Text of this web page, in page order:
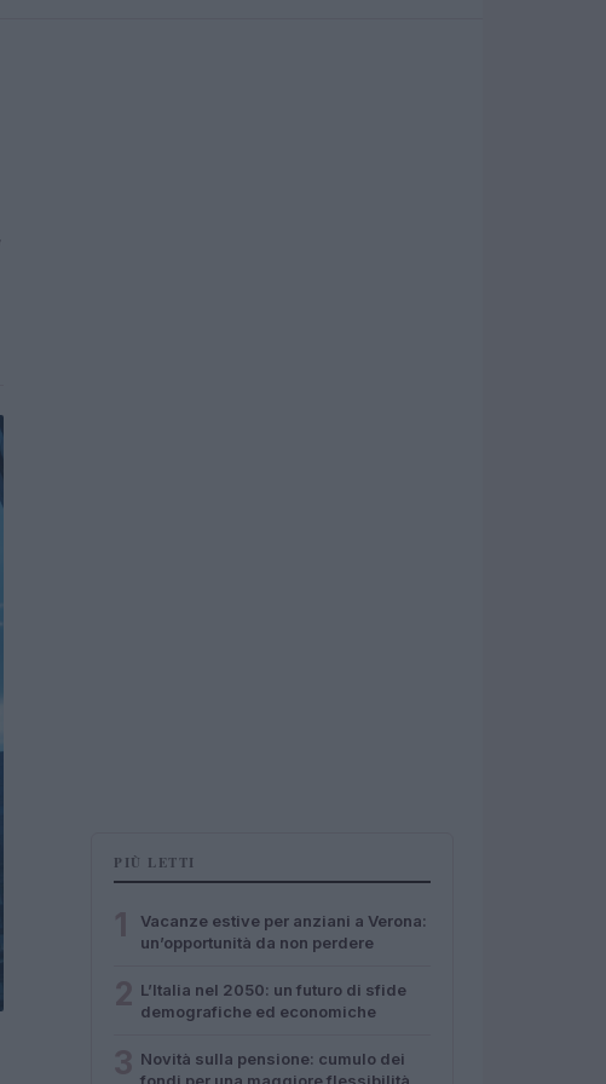
PIÙ LETTI
Vacanze estive per anziani a Verona:
un’opportunità da non perdere
L’Italia nel 2050: un futuro di sfide
demografiche ed economiche
Novità sulla pensione: cumulo dei